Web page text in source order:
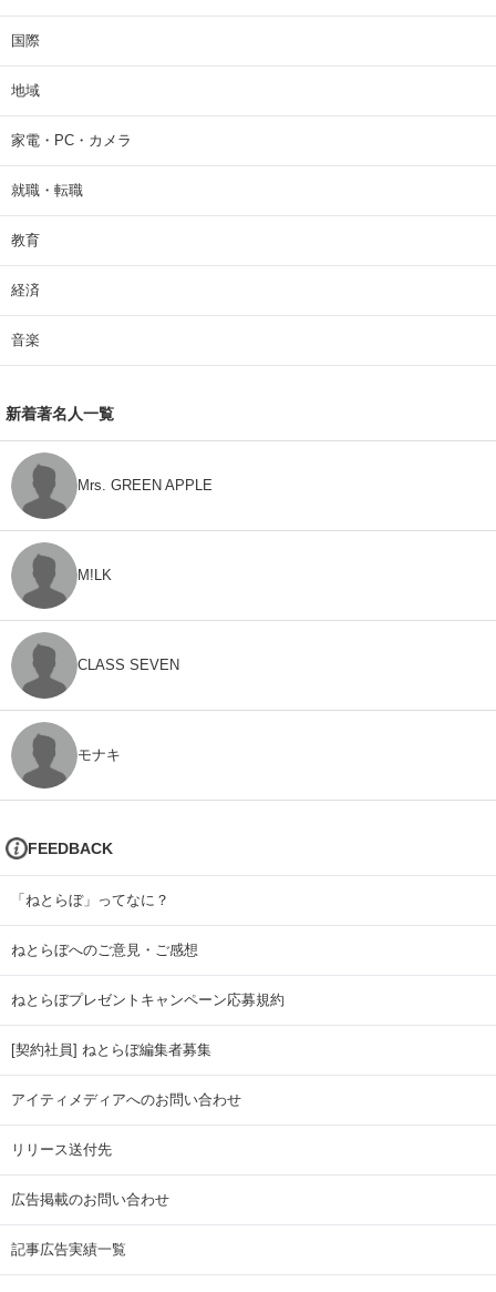
国際
地域
家電・PC・カメラ
就職・転職
教育
経済
音楽
新着著名人一覧
Mrs. GREEN APPLE
M!LK
CLASS SEVEN
モナキ
FEEDBACK
「ねとらぼ」ってなに？
ねとらぼへのご意見・ご感想
ねとらぼプレゼントキャンペーン応募規約
[契約社員] ねとらぼ編集者募集
アイティメディアへのお問い合わせ
リリース送付先
広告掲載のお問い合わせ
記事広告実績一覧